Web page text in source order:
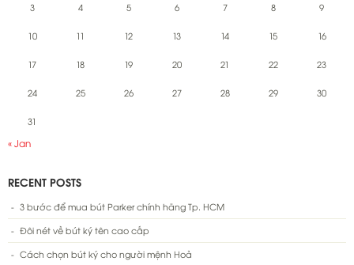
3 4 5 6 7 8 9
10 11 12 13 14 15 16
17 18 19 20 21 22 23
24 25 26 27 28 29 30
31
« Jan
RECENT POSTS
3 bước để mua bút Parker chính hãng Tp. HCM
Đôi nét về bút ký tên cao cấp
Cách chọn bút ký cho người mệnh Hoả